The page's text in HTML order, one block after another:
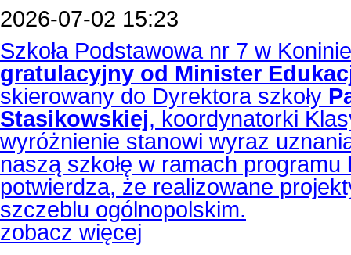
2026-07-02 15:23
Szkoła Podstawowa nr 7 w
gratulacyjny od Minister
skierowany do Dyrektora szkoły
Stasikowskiej, koordynatorki
wyróżnienie stanowi wyraz
naszą szkołę w ramach programu
potwierdza, że realizowane
szczeblu ogólnopolskim.
zobacz więcej